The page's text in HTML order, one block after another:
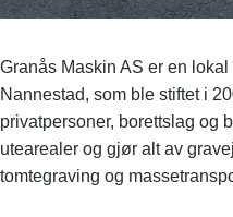
Granås Maskin AS er en
Nannestad, som ble stiftet i
privatpersoner, borettslag og
utearealer og gjør alt av
tomtegraving og